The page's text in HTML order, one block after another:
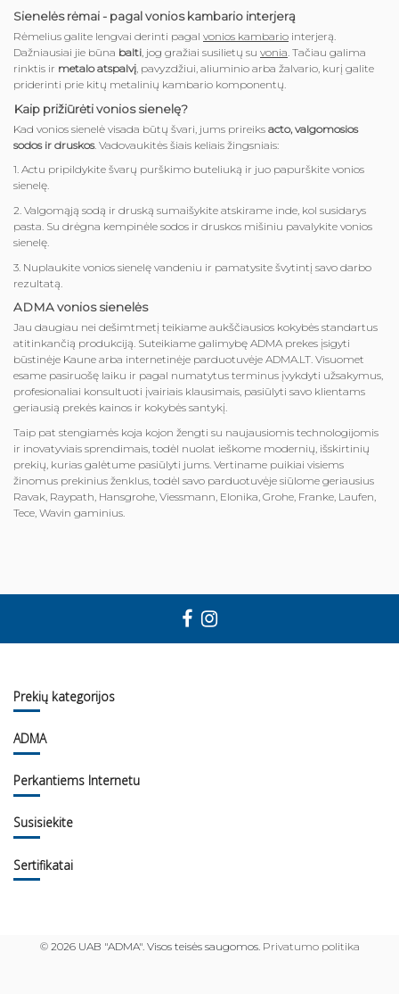
Sienelės rėmai - pagal vonios kambario interjerą
Rėmelius galite lengvai derinti pagal vonios kambario interjerą.
Dažniausiai jie būna balti, jog gražiai susilietų su vonia. Tačiau galima
rinktis ir metalo atspalvį, pavyzdžiui, aliuminio arba žalvario, kurį galite
priderinti prie kitų metalinių kambario komponentų.
Kaip prižiūrėti vonios sienelę?
Kad vonios sienelė visada būtų švari, jums prireiks acto, valgomosios
sodos ir druskos. Vadovaukitės šiais keliais žingsniais:
1. Actu pripildykite švarų purškimo buteliuką ir juo papurškite vonios
sienelę.
2. Valgomąją sodą ir druską sumaišykite atskirame inde, kol susidarys
pasta. Su drėgna kempinėle sodos ir druskos mišiniu pavalykite vonios
sienelę.
3. Nuplaukite vonios sienelę vandeniu ir pamatysite švytintį savo darbo
rezultatą.
ADMA vonios sienelės
Jau daugiau nei dešimtmetį teikiame aukščiausios kokybės standartus
atitinkančią produkciją. Suteikiame galimybę ADMA prekes įsigyti
būstinėje Kaune arba internetinėje parduotuvėje ADMA.LT. Visuomet
esame pasiruošę laiku ir pagal numatytus terminus įvykdyti užsakymus,
profesionaliai konsultuoti įvairiais klausimais, pasiūlyti savo klientams
geriausią prekės kainos ir kokybės santykį.
Taip pat stengiamės koja kojon žengti su naujausiomis technologijomis
ir inovatyviais sprendimais, todėl nuolat ieškome modernių, išskirtinių
prekių, kurias galėtume pasiūlyti jums. Vertiname puikiai visiems
žinomus prekinius ženklus, todėl savo parduotuvėje siūlome geriausius
Ravak, Raypath, Hansgrohe, Viessmann, Elonika, Grohe, Franke, Laufen,
Tece, Wavin gaminius.
Prekių kategorijos
ADMA
Perkantiems Internetu
Susisiekite
Sertifikatai
© 2026 UAB "ADMA". Visos teisės saugomos. Privatumo politika